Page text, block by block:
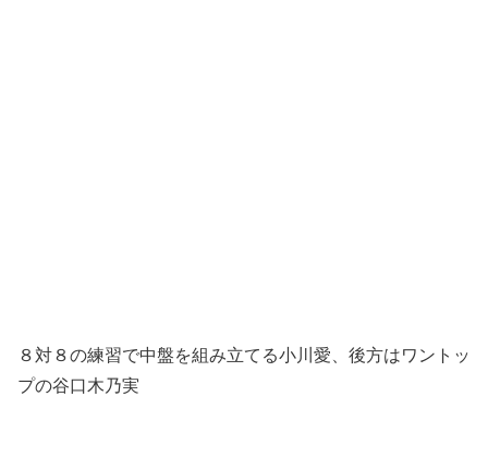
８対８の練習で中盤を組み立てる小川愛、後方はワントッ
プの谷口木乃実